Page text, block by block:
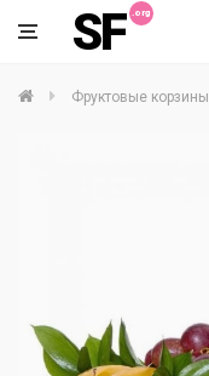
SF
Фруктовые корзины